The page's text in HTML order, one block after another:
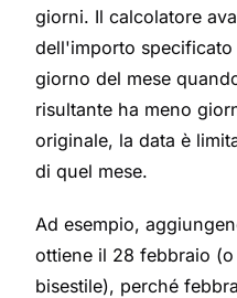
giorni. Il calcolatore
dell'importo
giorno del mese
risultante ha meno
originale, la data è
di quel mese.
Ad esempio,
ottiene il 28 febbraio
bisestile), perché